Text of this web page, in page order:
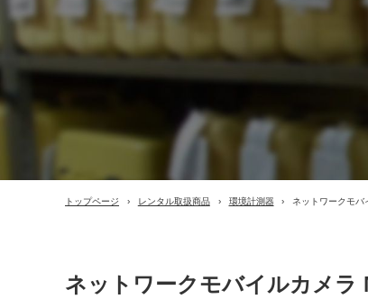
ネットワークモバイルカメラ
トップページ レンタル取扱商品 環境計測器 ネットワークモバ